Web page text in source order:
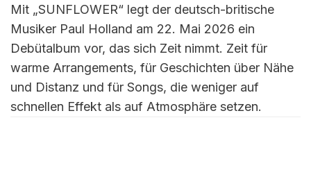
Mit „SUNFLOWER“ legt der deutsch-britische
Musiker Paul Holland am 22. Mai 2026 ein
Debütalbum vor, das sich Zeit nimmt. Zeit für
warme Arrangements, für Geschichten über Nähe
und Distanz und für Songs, die weniger auf
schnellen Effekt als auf Atmosphäre setzen.